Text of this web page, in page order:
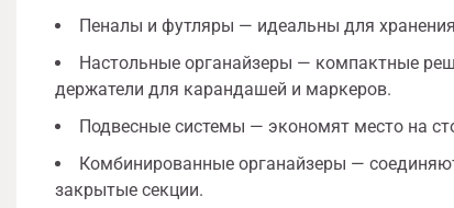
Пеналы и футляры — идеальны для
Настольные органайзеры — компактные
держатели для карандашей и маркеров.
Подвесные системы — экономят место на
Комбинированные органайзеры —
закрытые секции.